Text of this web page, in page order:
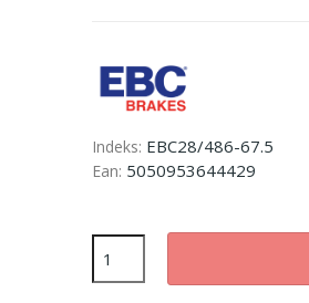
Indeks: EBC28/486-67.5
Ean: 5050953644429